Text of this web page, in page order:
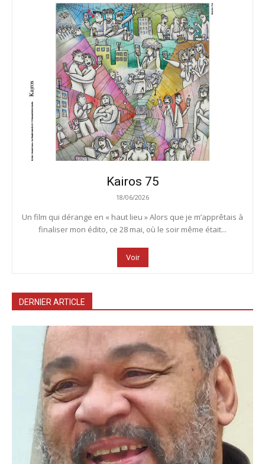
Kairos 75
18/06/2026
Un film qui dérange en « haut lieu » Alors que je m’apprêtais à
finaliser mon édito, ce 28 mai, où le soir même était...
Voir
DERNIER ARTICLE